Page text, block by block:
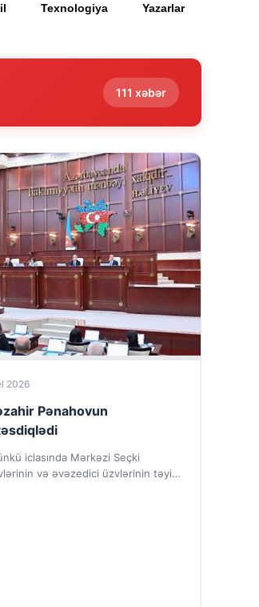
Texnologiya Yazarlar
111 xəbər
2026
Pənahovun
iclasında Mərkəzi Seçki
və əvəzedici üzvlərinin təyin
layihəsi müzakirəyə çıxarılıb.